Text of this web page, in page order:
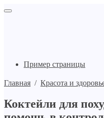
Пример страницы
Главная / Красота и
Коктейли для